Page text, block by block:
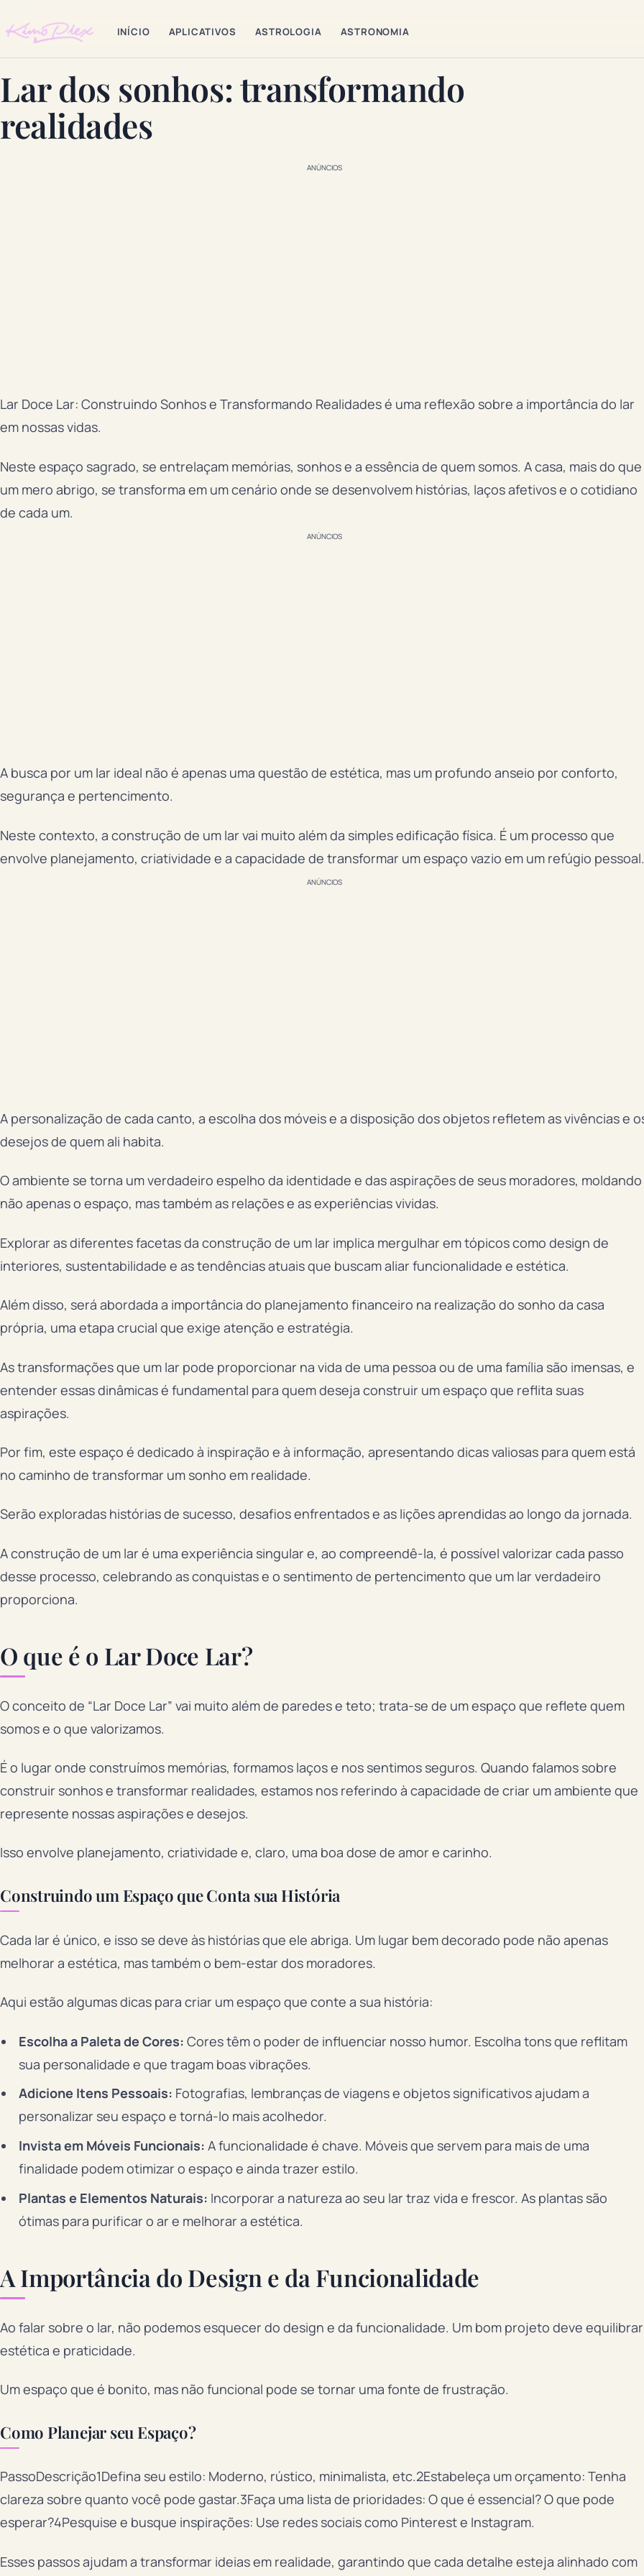
INÍCIO APLICATIVOS ASTROLOGIA ASTRONOMIA
Lar dos sonhos: transformando
realidades
ANÚNCIOS
Lar Doce Lar: Construindo Sonhos e Transformando Realidades é uma reflexão sobre a importância do lar
em nossas vidas.
Neste espaço sagrado, se entrelaçam memórias, sonhos e a essência de quem somos. A casa, mais do que
um mero abrigo, se transforma em um cenário onde se desenvolvem histórias, laços afetivos e o cotidiano
de cada um.
ANÚNCIOS
A busca por um lar ideal não é apenas uma questão de estética, mas um profundo anseio por conforto,
segurança e pertencimento.
Neste contexto, a construção de um lar vai muito além da simples edificação física. É um processo que
envolve planejamento, criatividade e a capacidade de transformar um espaço vazio em um refúgio pessoal.
ANÚNCIOS
A personalização de cada canto, a escolha dos móveis e a disposição dos objetos refletem as vivências e
desejos de quem ali habita.
O ambiente se torna um verdadeiro espelho da identidade e das aspirações de seus moradores, moldando
não apenas o espaço, mas também as relações e as experiências vividas.
Explorar as diferentes facetas da construção de um lar implica mergulhar em tópicos como design de
interiores, sustentabilidade e as tendências atuais que buscam aliar funcionalidade e estética.
Além disso, será abordada a importância do planejamento financeiro na realização do sonho da casa
própria, uma etapa crucial que exige atenção e estratégia.
As transformações que um lar pode proporcionar na vida de uma pessoa ou de uma família são imensas, e
entender essas dinâmicas é fundamental para quem deseja construir um espaço que reflita suas
aspirações.
Por fim, este espaço é dedicado à inspiração e à informação, apresentando dicas valiosas para quem está
no caminho de transformar um sonho em realidade.
Serão exploradas histórias de sucesso, desafios enfrentados e as lições aprendidas ao longo da jornada.
A construção de um lar é uma experiência singular e, ao compreendê-la, é possível valorizar cada passo
desse processo, celebrando as conquistas e o sentimento de pertencimento que um lar verdadeiro
proporciona.
O que é o Lar Doce Lar?
O conceito de “Lar Doce Lar” vai muito além de paredes e teto; trata-se de um espaço que reflete quem
somos e o que valorizamos.
É o lugar onde construímos memórias, formamos laços e nos sentimos seguros. Quando falamos sobre
construir sonhos e transformar realidades, estamos nos referindo à capacidade de criar um ambiente que
represente nossas aspirações e desejos.
Isso envolve planejamento, criatividade e, claro, uma boa dose de amor e carinho.
Construindo um Espaço que Conta sua História
Cada lar é único, e isso se deve às histórias que ele abriga. Um lugar bem decorado pode não apenas
melhorar a estética, mas também o bem-estar dos moradores.
Aqui estão algumas dicas para criar um espaço que conte a sua história:
Escolha a Paleta de Cores: Cores têm o poder de influenciar nosso humor. Escolha tons que reflitam
sua personalidade e que tragam boas vibrações.
Adicione Itens Pessoais: Fotografias, lembranças de viagens e objetos significativos ajudam a
personalizar seu espaço e torná-lo mais acolhedor.
Invista em Móveis Funcionais: A funcionalidade é chave. Móveis que servem para mais de uma
finalidade podem otimizar o espaço e ainda trazer estilo.
Plantas e Elementos Naturais: Incorporar a natureza ao seu lar traz vida e frescor. As plantas são
ótimas para purificar o ar e melhorar a estética.
A Importância do Design e da Funcionalidade
Ao falar sobre o lar, não podemos esquecer do design e da funcionalidade. Um bom projeto deve equilibrar
estética e praticidade.
Um espaço que é bonito, mas não funcional pode se tornar uma fonte de frustração.
Como Planejar seu Espaço?
PassoDescrição1Defina seu estilo: Moderno, rústico, minimalista, etc.2Estabeleça um orçamento: Tenha
clareza sobre quanto você pode gastar.3Faça uma lista de prioridades: O que é essencial? O que pode
esperar?4Pesquise e busque inspirações: Use redes sociais como Pinterest e Instagram.
Esses passos ajudam a transformar ideias em realidade, garantindo que cada detalhe esteja alinhado com